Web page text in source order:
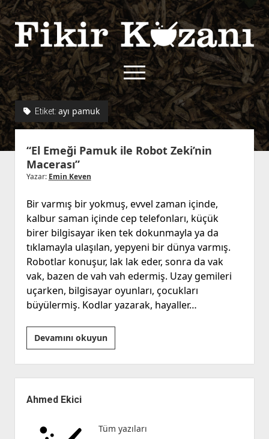
Fikir
Kazanı
menüyü
aç
twitterfacebook
rss
menüyü
Kullanım Koşulları
İletişim
Kurallar
Etiket: ayı pamuk
“El Emeği Pamuk ile Robot Zeki’nin
Macerası”
Yazar: Emin Keven
Bir varmış bir yokmuş, evvel zaman içinde,
kalbur saman içinde cep telefonları, küçük
birer bilgisayar iken tek dokunmayla ya da
tıklamayla ulaşılan, yepyeni bir dünya varmış.
Robotlar konuşur, lak lak eder, sonra da vak
vak, bazen de vah vah edermiş. Uzay gemileri
uçarken, bilgisayar oyunları, çocukları
büyülermiş. Kodlar yazarak, hayaller…
Devamını okuyun“El
Emeği
Pamuk
ile
Macerası”
Menü
Ahmed Ekici
Tüm yazıları